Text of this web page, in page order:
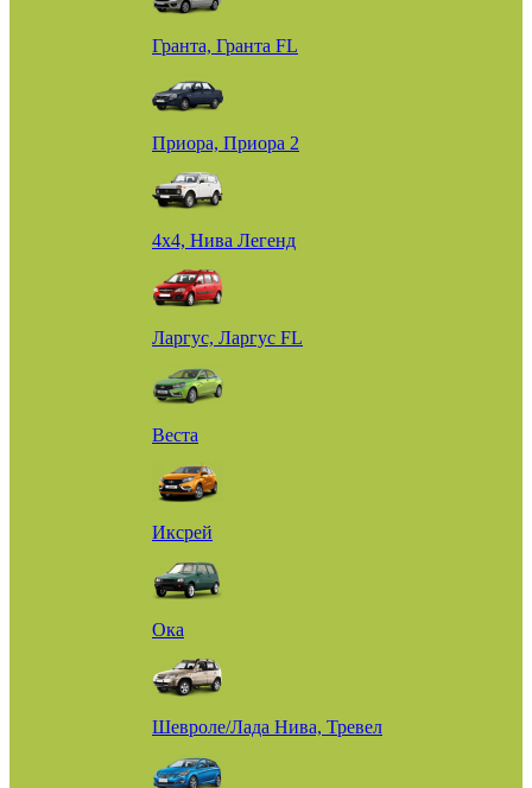
Гранта, Гранта FL
Приора, Приора 2
4х4, Нива Легенд
Ларгус, Ларгус FL
Веста
Иксрей
Ока
Шевроле/Лада Нива, Тревел